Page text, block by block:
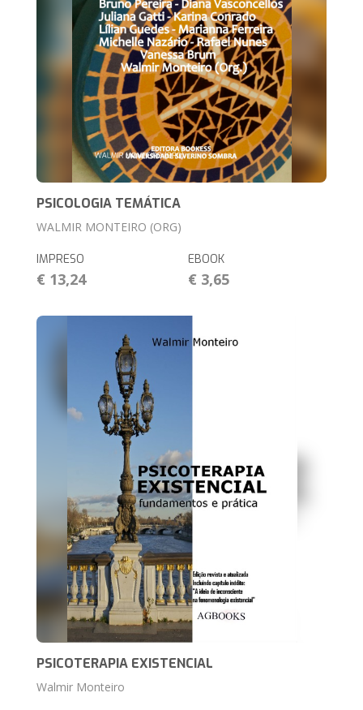
PSICOLOGIA TEMÁTICA
WALMIR MONTEIRO (ORG)
IMPRESO
€ 13,24
EBOOK
€ 3,65
PSICOTERAPIA EXISTENCIAL
Walmir Monteiro